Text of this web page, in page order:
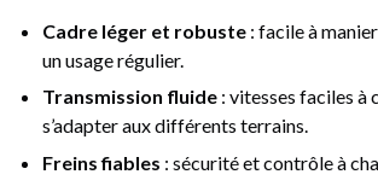
Cadre léger et robuste : facile à
un usage régulier.
Transmission fluide : vitesses faciles à
s’adapter aux différents terrains.
Freins fiables : sécurité et contrôle à